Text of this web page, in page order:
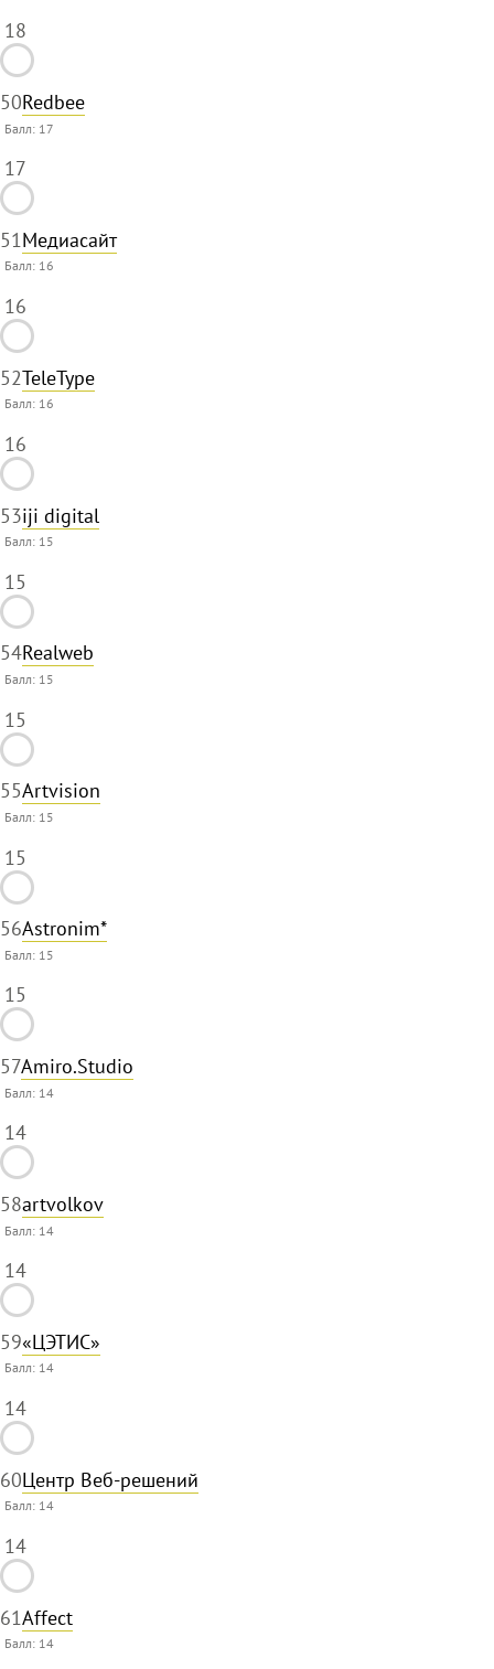
18
50Redbee
Балл: 17
17
51Медиасайт
Балл: 16
16
52TeleType
Балл: 16
16
53iji digital
Балл: 15
15
54Realweb
Балл: 15
15
55Artvision
Балл: 15
15
56Astronim*
Балл: 15
15
57Amiro.Studio
Балл: 14
14
58artvolkov
Балл: 14
14
59«ЦЭТИС»
Балл: 14
14
60Центр Веб-решений
Балл: 14
14
61Affect
Балл: 14